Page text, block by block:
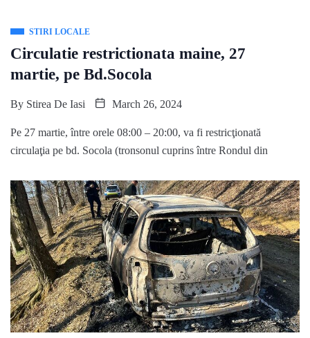
STIRI LOCALE
Circulatie restrictionata maine, 27
martie, pe Bd.Socola
By Stirea De Iasi March 26, 2024
Pe 27 martie, între orele 08:00 – 20:00, va fi restricţionată
circulaţia pe bd. Socola (tronsonul cuprins între Rondul din